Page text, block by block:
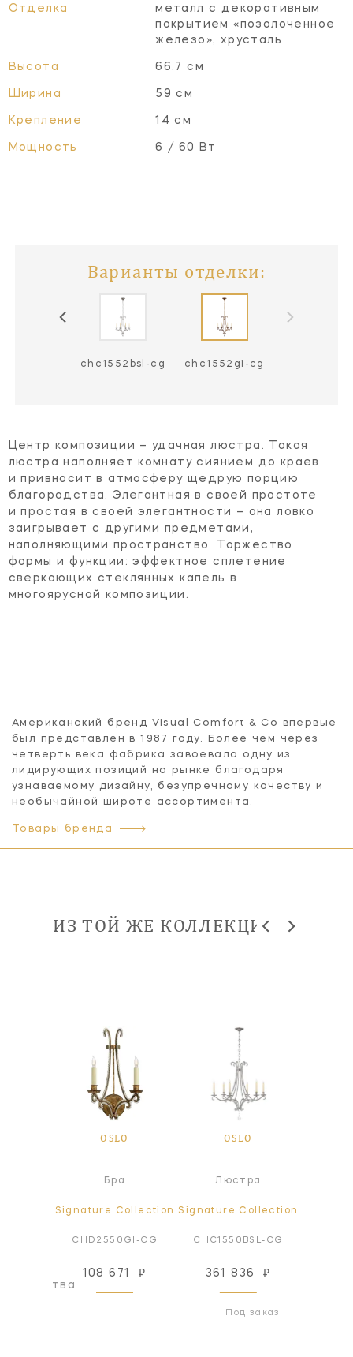
Отделка
металл с декоративным
покрытием «позолоченное
железо», хрусталь
Высота 66.7 см
Ширина 59 см
Крепление 14 см
Мощность 6 / 60 Вт
Варианты отделки:
chc1552bsl-cg chc1552gi-cg
Центр композиции – удачная люстра. Такая
люстра наполняет комнату сиянием до краев
и привносит в атмосферу щедрую порцию
благородства. Элегантная в своей простоте
и простая в своей элегантности – она ловко
заигрывает с другими предметами,
наполняющими пространство. Торжество
формы и функции: эффектное сплетение
сверкающих стеклянных капель в
многоярусной композиции.
Американский бренд Visual Comfort & Co впервые
был представлен в 1987 году. Более чем через
четверть века фабрика завоевала одну из
лидирующих позиций на рынке благодаря
узнаваемому дизайну, безупречному качеству и
необычайной широте ассортимента.
Товары бренда
ИЗ ТОЙ ЖЕ КОЛЛЕКЦИИ
OSLO
Бра
Signature Collection
CHD2550GI-CG
108 671 ₽
OSLO
Люстра
Signature Collection
CHC1550BSL-CG
361 836 ₽
Под заказ